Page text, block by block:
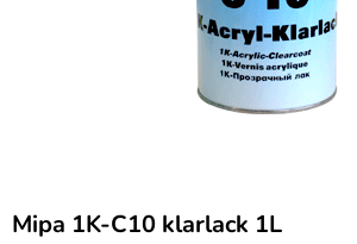
Mipa 1K-C10 klarlack 1L